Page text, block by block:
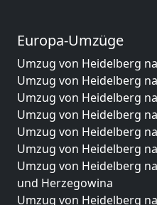
Europa-Umzüge
Umzug von Heidelberg
Umzug von Heidelberg
Umzug von Heidelberg
Umzug von Heidelberg
Umzug von Heidelberg
Umzug von Heidelberg
Umzug von Heidelberg
und Herzegowina
Umzug von Heidelberg